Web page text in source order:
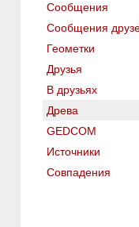
Сообщения
Сообщения
Геометки
Друзья
В друзьях
Древа
GEDCOM
Источники
Совпадения